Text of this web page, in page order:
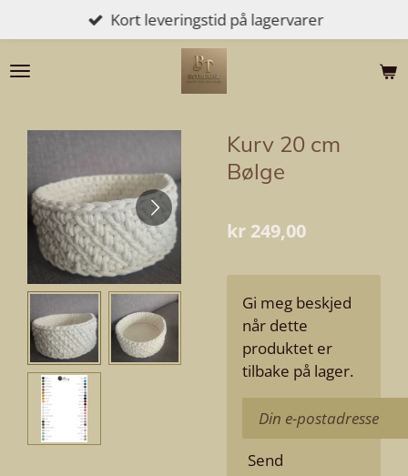
til
hovedinnhold
Kort leveringstid på lagervarer
Kurv 20 cm
Bølge
kr 249,00
Gi meg beskjed
når dette
produktet er
tilbake på lager.
Send